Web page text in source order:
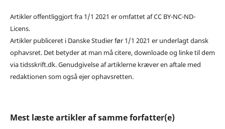
Artikler offentliggjort fra 1/1 2021 er omfattet af CC BY-NC-ND-
Licens.
Artikler publiceret i Danske Studier før 1/1 2021 er underlagt dansk
ophavsret. Det betyder at man må citere, downloade og linke til dem
via tidsskrift.dk. Genudgivelse af artiklerne kræver en aftale med
redaktionen som også ejer ophavsretten.
Mest læste artikler af samme forfatter(e)